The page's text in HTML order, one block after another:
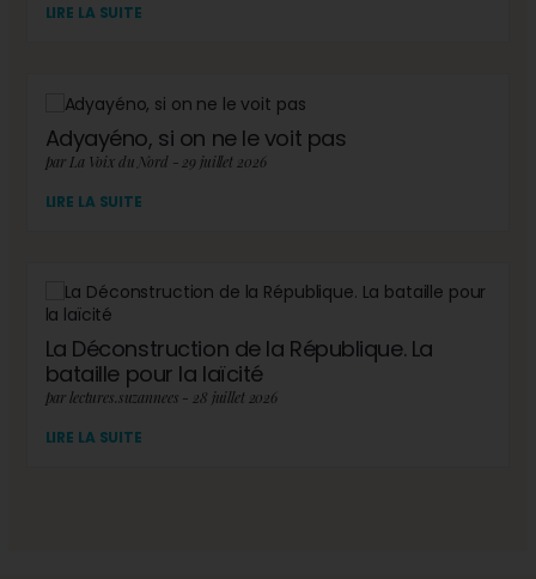
LIRE LA SUITE
Adyayéno, si on ne le voit pas
par La Voix du Nord - 29 juillet 2026
LIRE LA SUITE
La Déconstruction de la République. La
bataille pour la laïcité
par lectures.suzannees - 28 juillet 2026
LIRE LA SUITE